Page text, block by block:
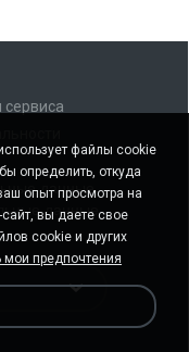
сервиса
данные
данные
файлы cookie
определить, откуда
опыт просмотра на
вы даете свое
cookie и других
мои предпочтения